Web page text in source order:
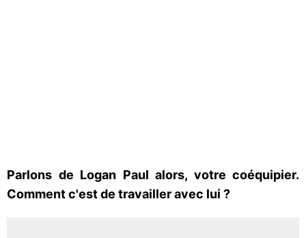
Parlons de Logan Paul alors, votre coéquipier.
Comment c'est de travailler avec lui ?